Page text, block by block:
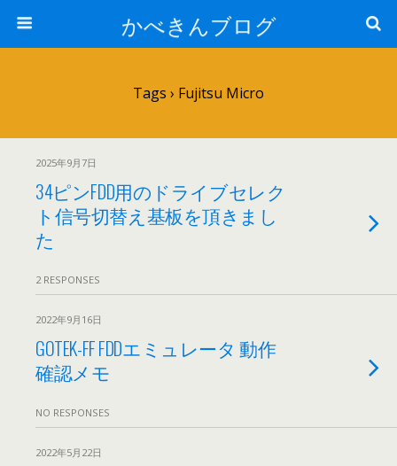
かべきんブログ
Tags › Fujitsu Micro
2025年9月7日
34ピンFDD用のドライブセレク
ト信号切替え基板を頂きまし
た
2 RESPONSES
2022年9月16日
GOTEK-FF FDDエミュレータ 動作
確認メモ
NO RESPONSES
2022年5月22日